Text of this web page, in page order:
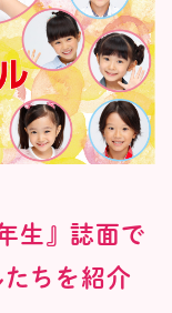
生』誌面で
ちを紹介